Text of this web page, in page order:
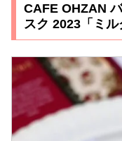
CAFE OHZAN
スク 2023「ミル